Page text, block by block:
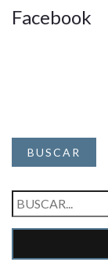
Facebook
BUSCAR